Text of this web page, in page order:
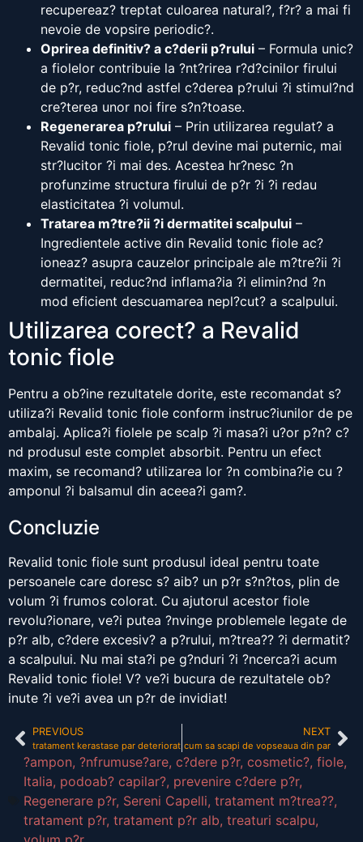
recupereaz? treptat culoarea natural?, f?r? a mai fi
nevoie de vopsire periodic?.
Oprirea definitiv? a c?derii p?rului – Formula unic?
a fiolelor contribuie la ?nt?rirea r?d?cinilor firului
de p?r, reduc?nd astfel c?derea p?rului ?i stimul?nd
cre?terea unor noi fire s?n?toase.
Regenerarea p?rului – Prin utilizarea regulat? a
Revalid tonic fiole, p?rul devine mai puternic, mai
str?lucitor ?i mai des. Acestea hr?nesc ?n
profunzime structura firului de p?r ?i ?i redau
elasticitatea ?i volumul.
Tratarea m?tre?ii ?i dermatitei scalpului –
Ingredientele active din Revalid tonic fiole ac?
ioneaz? asupra cauzelor principale ale m?tre?ii ?i
dermatitei, reduc?nd inflama?ia ?i elimin?nd ?n
mod eficient descuamarea nepl?cut? a scalpului.
Utilizarea corect? a Revalid
tonic fiole
Pentru a ob?ine rezultatele dorite, este recomandat s?
utiliza?i Revalid tonic fiole conform instruc?iunilor de pe
ambalaj. Aplica?i fiolele pe scalp ?i masa?i u?or p?n? c?
nd produsul este complet absorbit. Pentru un efect
maxim, se recomand? utilizarea lor ?n combina?ie cu ?
amponul ?i balsamul din aceea?i gam?.
Concluzie
Revalid tonic fiole sunt produsul ideal pentru toate
persoanele care doresc s? aib? un p?r s?n?tos, plin de
volum ?i frumos colorat. Cu ajutorul acestor fiole
revolu?ionare, ve?i putea ?nvinge problemele legate de
p?r alb, c?dere excesiv? a p?rului, m?trea?? ?i dermatit?
a scalpului. Nu mai sta?i pe g?nduri ?i ?ncerca?i acum
Revalid tonic fiole! V? ve?i bucura de rezultatele ob?
inute ?i ve?i avea un p?r de invidiat!
PREVIOUS
tratament kerastase par deteriorat
NEXT
cum sa scapi de vopseaua din par
?ampon, ?nfrumuse?are, c?dere p?r, cosmetic?, fiole,
Italia, podoab? capilar?, prevenire c?dere p?r,
Regenerare p?r, Sereni Capelli, tratament m?trea??,
tratament p?r, tratament p?r alb, treaturi scalpu,